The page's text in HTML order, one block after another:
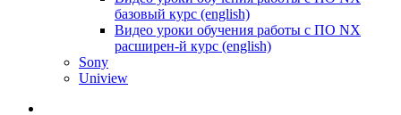
базовый курс (english)
Видео уроки обучения работы с ПО NX
расширен-й курс (english)
Sony
Uniview